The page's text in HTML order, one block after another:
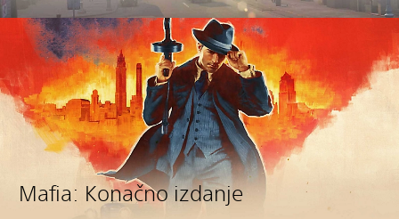
Mafia: Konačno izdanje